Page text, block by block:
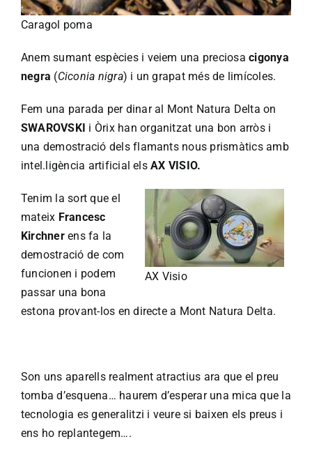
Caragol poma
Anem sumant espècies i veiem una preciosacigonya
negra (Ciconia nigra) i un grapat més de limícoles.
Fem una parada per dinar al Mont Natura Delta on
SWAROVSKI i Òrix han organitzat una bon arròs i
una demostració dels flamants nous prismàtics amb
intel.ligència artificial elsAX VISIO.
AX Visio
Tenim la sort que el
mateix Francesc
Kirchnerens fa la
demostració de com
funcionen i podem
passar una bona
estona provant-los en directe a Mont Natura Delta.
Son uns aparells realment atractius ara que el preu
tomba d’esquena… haurem d’esperar una mica que la
tecnologia es generalitzi i veure si baixen els preus i
ens ho replantegem….